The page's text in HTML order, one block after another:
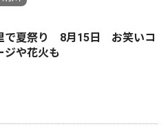
で夏祭り 8月15日 お笑いコ
ジや花火も